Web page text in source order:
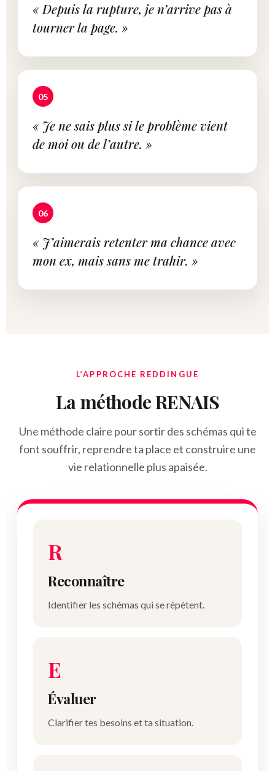
« Depuis la rupture, je n’arrive pas à
tourner la page. »
05
« Je ne sais plus si le problème vient
de moi ou de l’autre. »
06
« J’aimerais retenter ma chance avec
mon ex, mais sans me trahir. »
L’APPROCHE REDDINGUE
La méthode RENAIS
Une méthode claire pour sortir des schémas qui te
font souffrir, reprendre ta place et construire une
vie relationnelle plus apaisée.
R
Reconnaître
Identifier les schémas qui se répètent.
E
Évaluer
Clarifier tes besoins et ta situation.